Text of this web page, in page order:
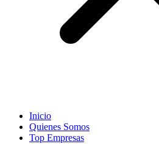
Inicio
Quienes Somos
Top Empresas